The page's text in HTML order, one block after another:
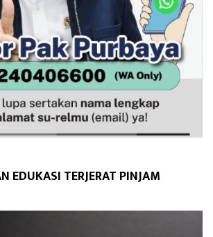
EDUKASI TERJERAT PINJAM